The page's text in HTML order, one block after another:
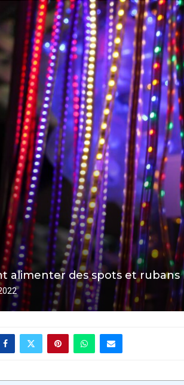
alimenter des spots et rubans